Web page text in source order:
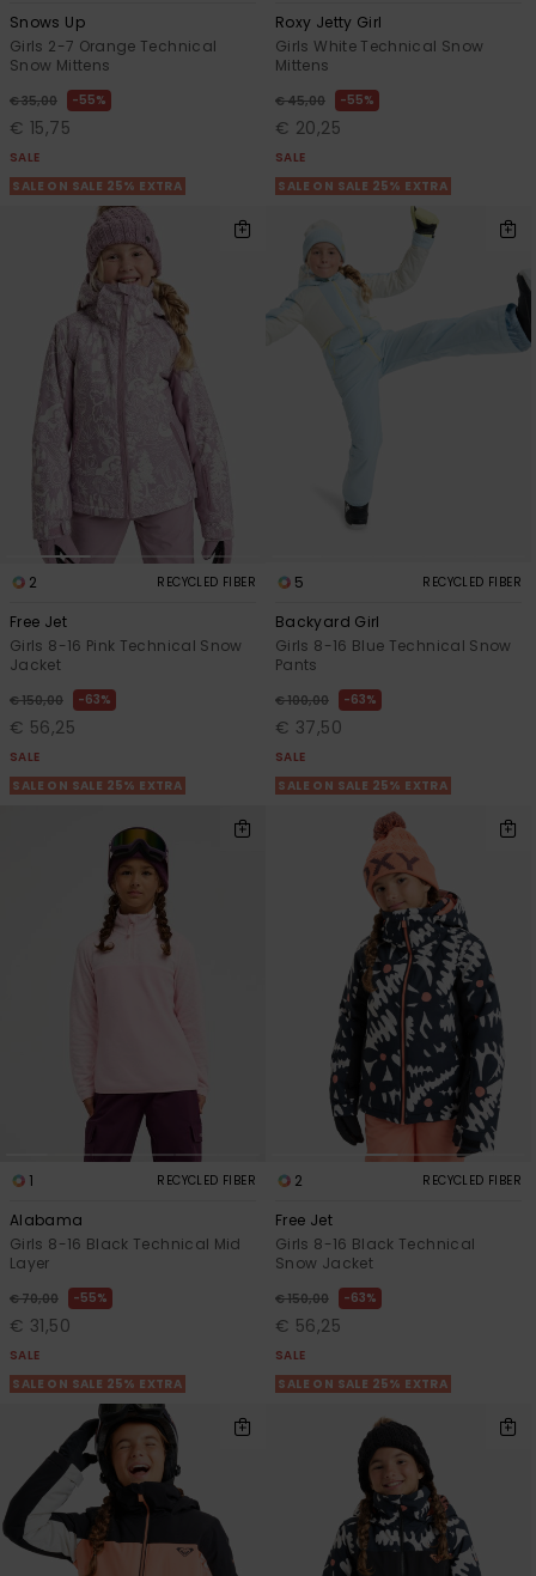
Snows Up
Girls 2-7 Orange Technical
Snow Mittens
€ 35,00 55%
€ 15,75
SALE
SALE ON SALE 25% EXTRA
Roxy Jetty Girl
Girls White Technical Snow
Mittens
€ 45,00 55%
€ 20,25
SALE
SALE ON SALE 25% EXTRA
2 RECYCLED FIBER
Free Jet
Girls 8-16 Pink Technical Snow
Jacket
€ 150,00 63%
€ 56,25
SALE
SALE ON SALE 25% EXTRA
5 RECYCLED FIBER
Backyard Girl
Girls 8-16 Blue Technical Snow
Pants
€ 100,00 63%
€ 37,50
SALE
SALE ON SALE 25% EXTRA
1 RECYCLED FIBER
Alabama
Girls 8-16 Black Technical Mid
Layer
€ 70,00 55%
€ 31,50
SALE
SALE ON SALE 25% EXTRA
2 RECYCLED FIBER
Free Jet
Girls 8-16 Black Technical
Snow Jacket
€ 150,00 63%
€ 56,25
SALE
SALE ON SALE 25% EXTRA